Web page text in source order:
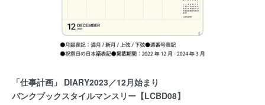
「仕事計画」 DIARY2023／12月始まり
バンクブックスタイルマンスリー【LCBD08】